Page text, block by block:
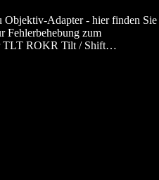
Objektiv-Adapter - hier finden Sie
Fehlerbehebung zum
TLT ROKR Tilt / Shift…